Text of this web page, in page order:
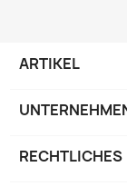
ARTIKEL
RECHTLICHES